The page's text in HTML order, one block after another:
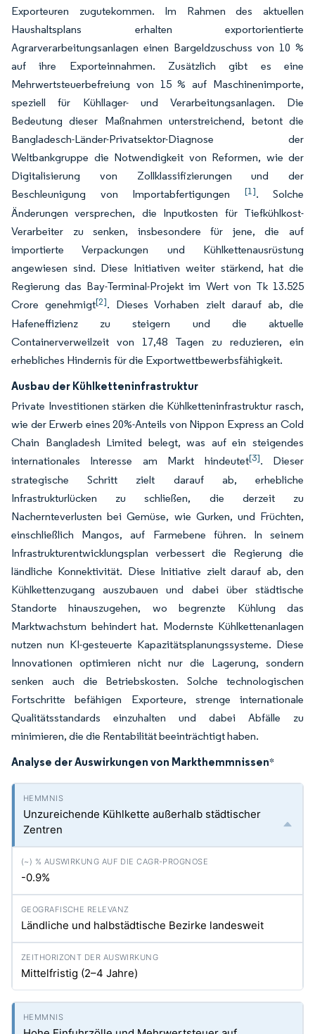
Exporteuren zugutekommen. Im Rahmen des aktuellen
Haushaltsplans erhalten exportorientierte
Agrarverarbeitungsanlagen einen Bargeldzuschuss von 10 %
auf ihre Exporteinnahmen. Zusätzlich gibt es eine
Mehrwertsteuerbefreiung von 15 % auf Maschinenimporte,
speziell für Kühllager- und Verarbeitungsanlagen. Die
Bedeutung dieser Maßnahmen unterstreichend, betont die
Bangladesch-Länder-Privatsektor-Diagnose der
Weltbankgruppe die Notwendigkeit von Reformen, wie der
Digitalisierung von Zollklassifizierungen und der
Beschleunigung von Importabfertigungen [1]. Solche
Änderungen versprechen, die Inputkosten für Tiefkühlkost-
Verarbeiter zu senken, insbesondere für jene, die auf
importierte Verpackungen und Kühlkettenausrüstung
angewiesen sind. Diese Initiativen weiter stärkend, hat die
Regierung das Bay-Terminal-Projekt im Wert von Tk 13.525
Crore genehmigt[2]. Dieses Vorhaben zielt darauf ab, die
Hafeneffizienz zu steigern und die aktuelle
Containerverweilzeit von 17,48 Tagen zu reduzieren, ein
erhebliches Hindernis für die Exportwettbewerbsfähigkeit.
Ausbau der Kühlketteninfrastruktur
Private Investitionen stärken die Kühlketteninfrastruktur rasch,
wie der Erwerb eines 20%-Anteils von Nippon Express an Cold
Chain Bangladesh Limited belegt, was auf ein steigendes
internationales Interesse am Markt hindeutet[3]. Dieser
strategische Schritt zielt darauf ab, erhebliche
Infrastrukturlücken zu schließen, die derzeit zu
Nachernteverlusten bei Gemüse, wie Gurken, und Früchten,
einschließlich Mangos, auf Farmebene führen. In seinem
Infrastrukturentwicklungsplan verbessert die Regierung die
ländliche Konnektivität. Diese Initiative zielt darauf ab, den
Kühlkettenzugang auszubauen und dabei über städtische
Standorte hinauszugehen, wo begrenzte Kühlung das
Marktwachstum behindert hat. Modernste Kühlkettenanlagen
nutzen nun KI-gesteuerte Kapazitätsplanungssysteme. Diese
Innovationen optimieren nicht nur die Lagerung, sondern
senken auch die Betriebskosten. Solche technologischen
Fortschritte befähigen Exporteure, strenge internationale
Qualitätsstandards einzuhalten und dabei Abfälle zu
minimieren, die die Rentabilität beeinträchtigt haben.
Analyse der Auswirkungen von Markthemmnissen*
Unzureichende Kühlkette außerhalb städtischer
Zentren
-0.9%
Ländliche und halbstädtische Bezirke landesweit
Mittelfristig (2–4 Jahre)